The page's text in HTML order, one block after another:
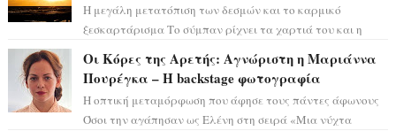
Η μεγάλη μετατόπιση των δεσμών και το καρμικό
ξεσκαρτάρισμα Το σύμπαν ρίχνει τα χαρτιά του και η
Οι Κόρες της Αρετής: Αγνώριστη η Μαριάννα
Πουρέγκα – H backstage φωτογραφία
Η οπτική μεταμόρφωση που άφησε τους πάντες άφωνους
Όσοι την αγάπησαν ως Ελένη στη σειρά «Μια νύχτα